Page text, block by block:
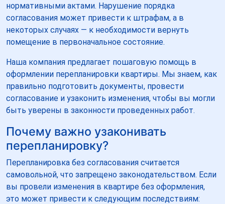
нормативными актами. Нарушение порядка
согласования может привести к штрафам, а в
некоторых случаях — к необходимости вернуть
помещение в первоначальное состояние.
Наша компания предлагает пошаговую помощь в
оформлении перепланировки квартиры. Мы знаем, как
правильно подготовить документы, провести
согласование и узаконить изменения, чтобы вы могли
быть уверены в законности проведенных работ.
Почему важно узаконивать
перепланировку?
Перепланировка без согласования считается
самовольной, что запрещено законодательством. Если
вы провели изменения в квартире без оформления,
это может привести к следующим последствиям: